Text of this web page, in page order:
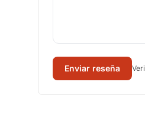
Enviar reseña